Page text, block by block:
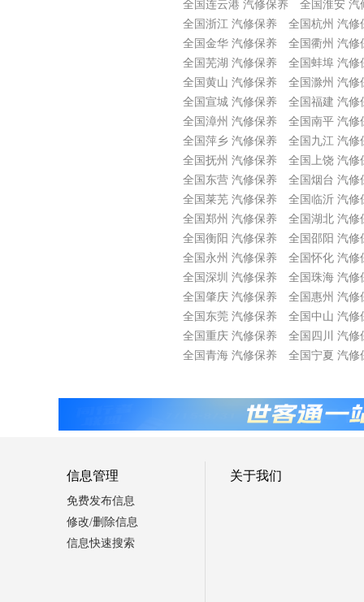
全国连云港 汽修保养
全国淮安 汽
全国浙江 汽修保养
全国杭州 汽修
全国金华 汽修保养
全国衢州 汽修
全国芜湖 汽修保养
全国蚌埠 汽修
全国黄山 汽修保养
全国滁州 汽修
全国宣城 汽修保养
全国福建 汽修
全国漳州 汽修保养
全国南平 汽修
全国萍乡 汽修保养
全国九江 汽修
全国抚州 汽修保养
全国上饶 汽修
全国东营 汽修保养
全国烟台 汽修
全国莱芜 汽修保养
全国临沂 汽修
全国郑州 汽修保养
全国湖北 汽修
全国衡阳 汽修保养
全国邵阳 汽修
全国永州 汽修保养
全国怀化 汽修
全国深圳 汽修保养
全国珠海 汽修
全国肇庆 汽修保养
全国惠州 汽修
全国东莞 汽修保养
全国中山 汽修
全国重庆 汽修保养
全国四川 汽修
全国青海 汽修保养
全国宁夏 汽修
信息管理
免费发布信息
修改/删除信息
信息快速搜索
关于我们